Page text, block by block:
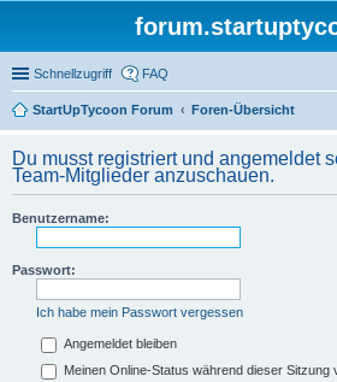
Schnellzugriff FAQ
StartUpTycoon Forum
Foren-Übersicht
Du musst registriert und angemeldet
Team-Mitglieder anzuschauen.
Benutzername:
Passwort:
Ich habe mein Passwort vergessen
Angemeldet bleiben
Meinen Online-Status während dieser Sitzung